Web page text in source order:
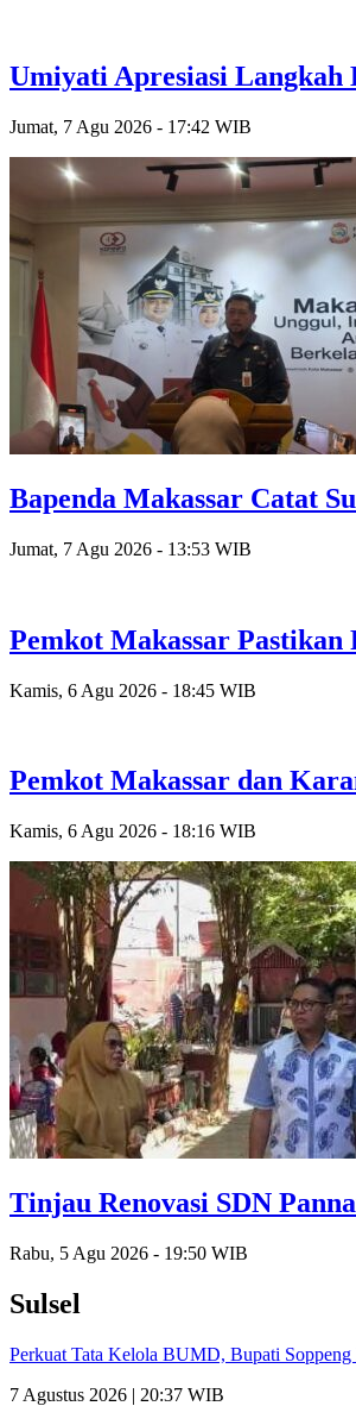
Umiyati Apresiasi Langkah
Jumat, 7 Agu 2026 - 17:42 WIB
Bapenda Makassar Catat
Jumat, 7 Agu 2026 - 13:53 WIB
Pemkot Makassar Pastikan
Kamis, 6 Agu 2026 - 18:45 WIB
Pemkot Makassar dan
Kamis, 6 Agu 2026 - 18:16 WIB
Tinjau Renovasi SDN
Rabu, 5 Agu 2026 - 19:50 WIB
Sulsel
Perkuat Tata Kelola BUMD, Bupati
7 Agustus 2026 | 20:37 WIB